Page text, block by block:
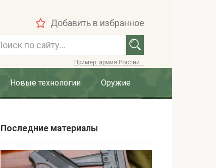
Добавить в избранное
и
:
Пример: армия России...
Новые технологии Оружие
Последние материалы